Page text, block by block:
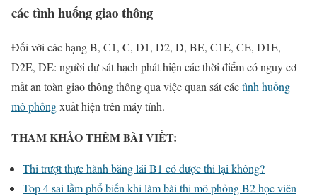
các tình huống giao thông
Đối với các hạng B, C1, C, D1, D2, D, BE, C1E, CE, D1E,
D2E, DE: người dự sát hạch phát hiện các thời điểm có nguy cơ
mất an toàn giao thông thông qua việc quan sát cáctình huống
mô phỏngxuất hiện trên máy tính.
THAM KHẢO THÊM BÀI VIẾT:
Thi trượt thực hành bằng lái B1 có được thi lại không?
Top 4 sai lầm phổ biến khi làm bài thi mô phỏng B2 học viên